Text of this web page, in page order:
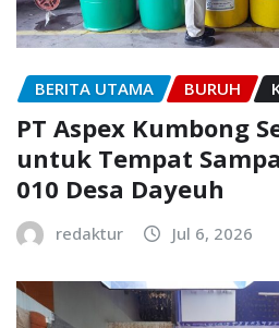
BERITA UTAMA BURUH
PT Aspex Kumbong
untuk Tempat
010 Desa Dayeuh
redaktur Jul 6, 2026